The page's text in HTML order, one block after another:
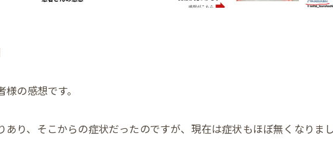
の感想です。
り、そこからの症状だったのですが、現在は症状もほぼ無くなりまし